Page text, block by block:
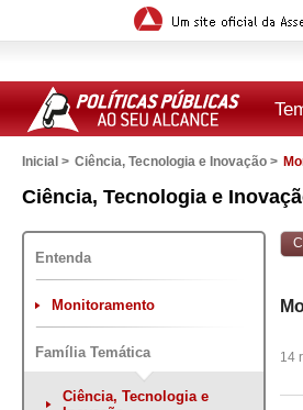
Inicial > Ciência, Tecnologia e Inovação >
Ciência, Tecnologia e
impressão
Entenda
Monitoramento
Família Temática
Ciência, Tecnologia e
14